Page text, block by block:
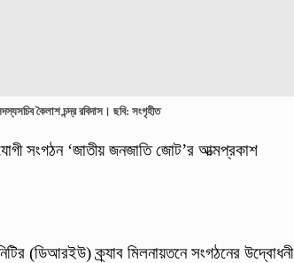
কৈলাশ চন্দ্র রবিদাস। ছবি: সংগৃহীত
সংগঠন ‘জাতীয় জনজাতি জোট’র আত্মপ্রকাশ
(ডিআরইউ) ক্র্যাব মিলনায়তনে সংগঠনের উদ্বোধনী